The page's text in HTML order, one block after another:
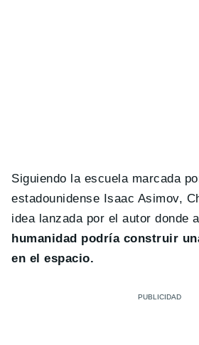
Siguiendo la escuela marcada
estadounidense Isaac Asimov,
idea lanzada por el autor donde
humanidad podría construir
en el espacio.